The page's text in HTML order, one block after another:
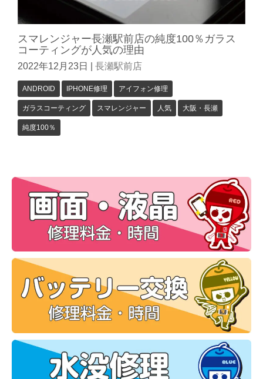
スマレンジャー長瀬駅前店の純度100％ガラス
コーティングが人気の理由
2022年12月23日 長瀬駅前店
ANDROID IPHONE修理 アイフォン修理
ガラスコーティング スマレンジャー 人気 大阪・長瀬
純度100％